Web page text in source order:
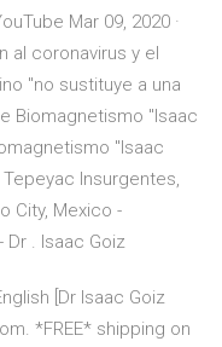
Mar 09, 2020 ·
al coronavirus y el
"no sustituye a una
Biomagnetismo "Isaac
"Isaac
Insurgentes,
City, Mexico -
Dr . Isaac Goiz
[Dr Isaac Goiz
*FREE* shipping on